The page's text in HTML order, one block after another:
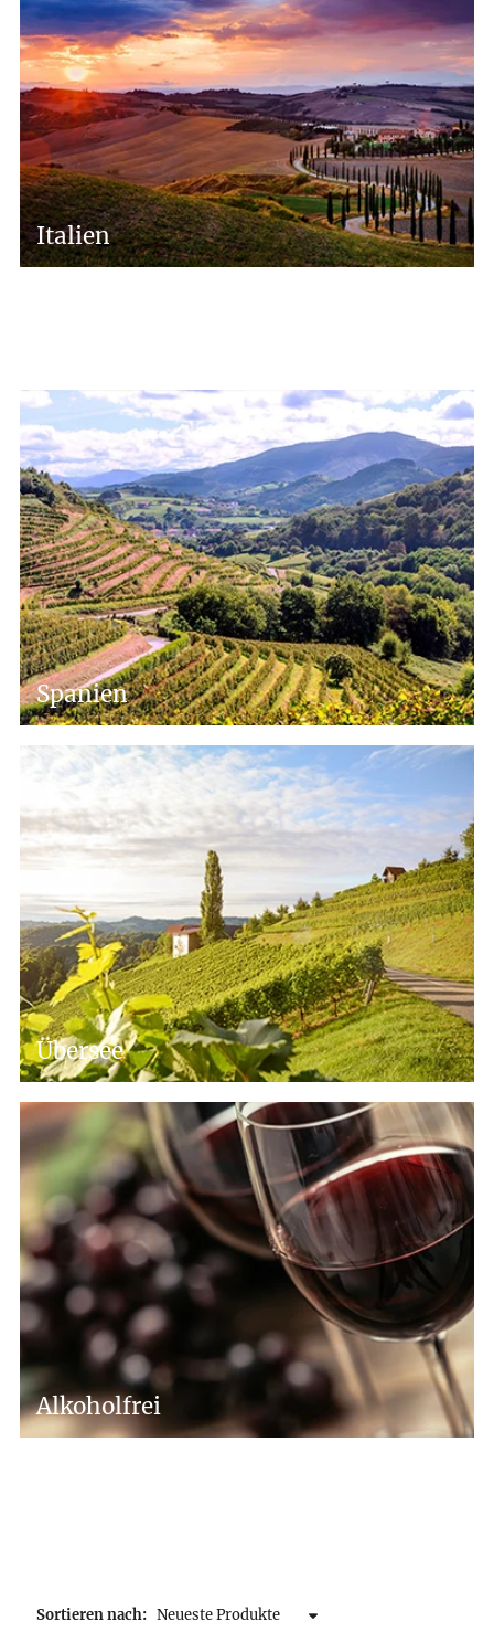
Italien
Spanien
Übersee
Alkoholfrei
Sortieren nach: